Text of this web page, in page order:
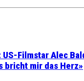
US-Filmstar Alec
bricht mir das Herz»